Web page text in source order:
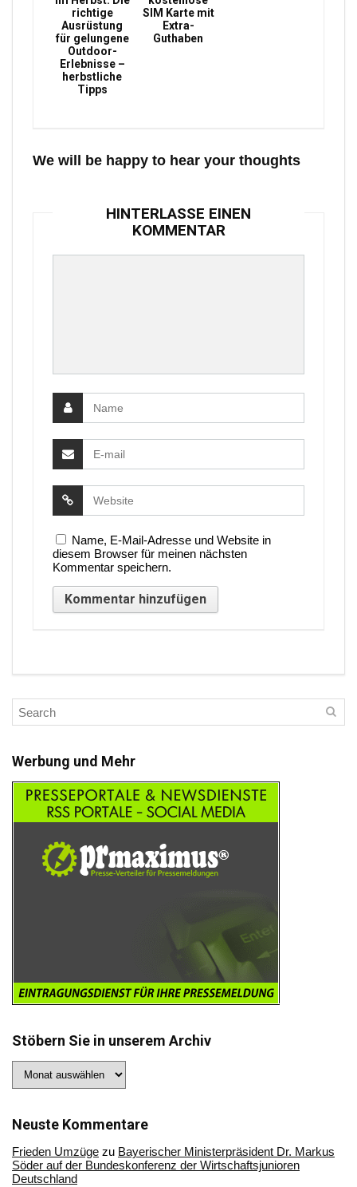
richtige
Ausrüstung
für gelungene
Outdoor-
Erlebnisse –
herbstliche
Tipps
SIM Karte mit
Extra-
Guthaben
We will be happy to hear your thoughts
HINTERLASSE EINEN
KOMMENTAR
Name, E-Mail-Adresse und Website in
diesem Browser für meinen nächsten
Kommentar speichern.
Werbung und Mehr
Stöbern Sie in unserem Archiv
Sie
Archiv
Neuste Kommentare
Frieden Umzüge zu Bayerischer Ministerpräsident Dr. Markus
Söder auf der Bundeskonferenz der Wirtschaftsjunioren
Deutschland